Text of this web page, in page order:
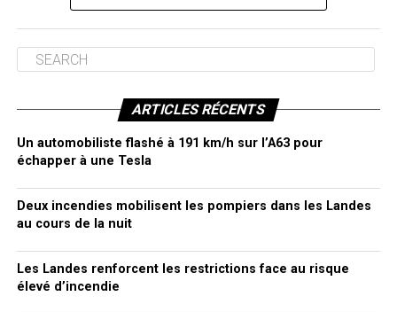
ARTICLES RÉCENTS
Un automobiliste flashé à 191 km/h sur l’A63 pour
échapper à une Tesla
Deux incendies mobilisent les pompiers dans les Landes
au cours de la nuit
Les Landes renforcent les restrictions face au risque
élevé d’incendie